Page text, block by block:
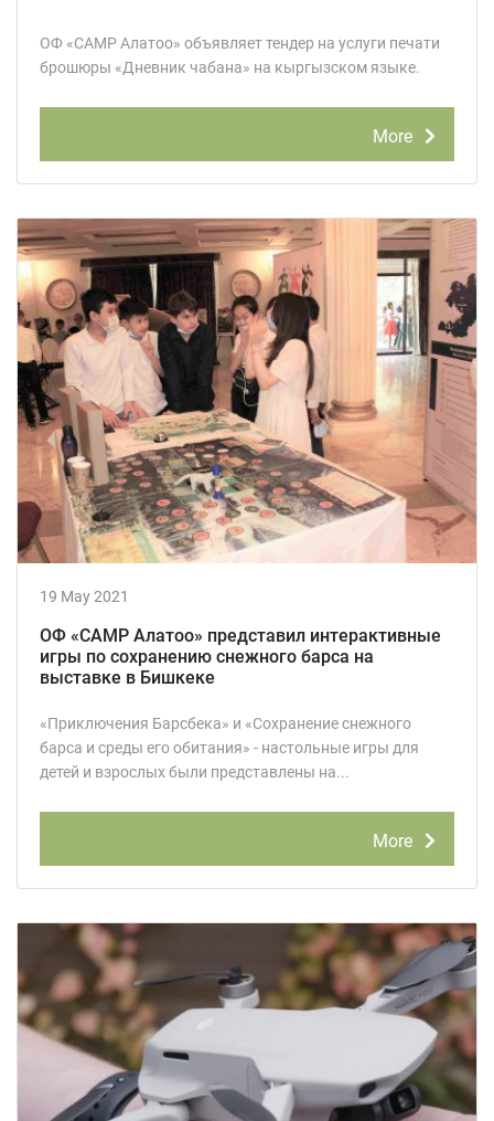
ОФ «САМР Алатоо» объявляет тендер на услуги печати
брошюры «Дневник чабана» на кыргызском языке.
More
19 May 2021
ОФ «САМР Алатоо» представил интерактивные
игры по сохранению снежного барса на
выставке в Бишкеке
«Приключения Барсбека» и «Сохранение снежного
барса и среды его обитания» - настольные игры для
детей и взрослых были представлены на...
More